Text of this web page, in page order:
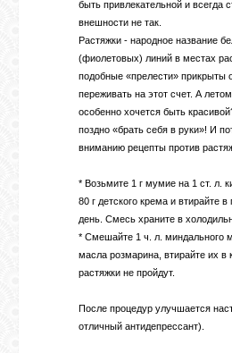
быть привлекательной и всегда
внешности не так.
Растяжки - народное название
(фиолетовых) линий в местах
подобные «прелести» прикрыты
переживать на этот счет. А
особенно хочется быть
поздно «брать себя в руки»! И
вниманию рецепты против
* Возьмите 1 г мумие на 1 ст. л.
80 г детского крема и втирайте
день. Смесь храните в
* Смешайте 1 ч. л. миндального
масла розмарина, втирайте их в
растяжки не пройдут.
После процедур улучшается
отличный антидепрессант).